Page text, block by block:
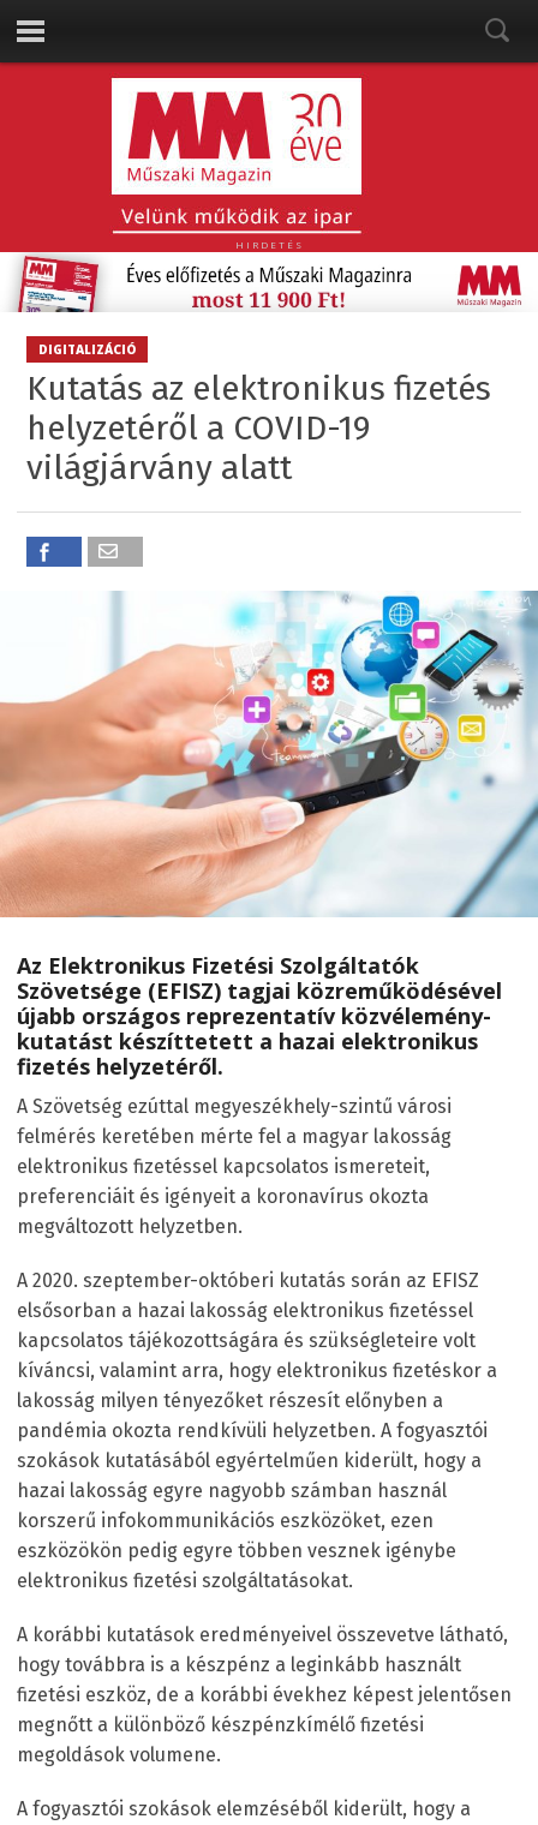
HIRDETÉS
DIGITALIZÁCIÓ
Kutatás az elektronikus fizetés
helyzetéről a COVID-19
világjárvány alatt
Az Elektronikus Fizetési Szolgáltatók
Szövetsége (EFISZ) tagjai közreműködésével
újabb országos reprezentatív közvélemény-
kutatást készíttetett a hazai elektronikus
fizetés helyzetéről.
A Szövetség ezúttal megyeszékhely-szintű városi
felmérés keretében mérte fel a magyar lakosság
elektronikus fizetéssel kapcsolatos ismereteit,
preferenciáit és igényeit a koronavírus okozta
megváltozott helyzetben.
A 2020. szeptember-októberi kutatás során az EFISZ
elsősorban a hazai lakosság elektronikus fizetéssel
kapcsolatos tájékozottságára és szükségleteire volt
kíváncsi, valamint arra, hogy elektronikus fizetéskor a
lakosság milyen tényezőket részesít előnyben a
pandémia okozta rendkívüli helyzetben. A fogyasztói
szokások kutatásából egyértelműen kiderült, hogy a
hazai lakosság egyre nagyobb számban használ
korszerű infokommunikációs eszközöket, ezen
eszközökön pedig egyre többen vesznek igénybe
elektronikus fizetési szolgáltatásokat.
A korábbi kutatások eredményeivel összevetve látható,
hogy továbbra is a készpénz a leginkább használt
fizetési eszköz, de a korábbi évekhez képest jelentősen
megnőtt a különböző készpénzkímélő fizetési
megoldások volumene.
A fogyasztói szokások elemzéséből kiderült, hogy a